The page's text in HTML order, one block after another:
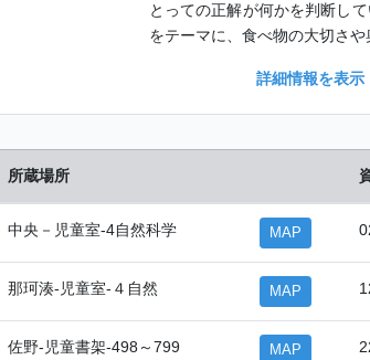
とっての正解が何かを判断し
をテーマに、食べ物の大切さや
詳細情報を表示
所蔵場所
中央－児童室-4自然科学 MAP
那珂湊-児童室-４自然 MAP
佐野-児童書架-498～799 MAP